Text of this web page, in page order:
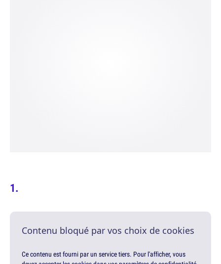
Contenu bloqué par vos choix de cookies
Ce contenu est fourni par un service tiers. Pour l'afficher, vous